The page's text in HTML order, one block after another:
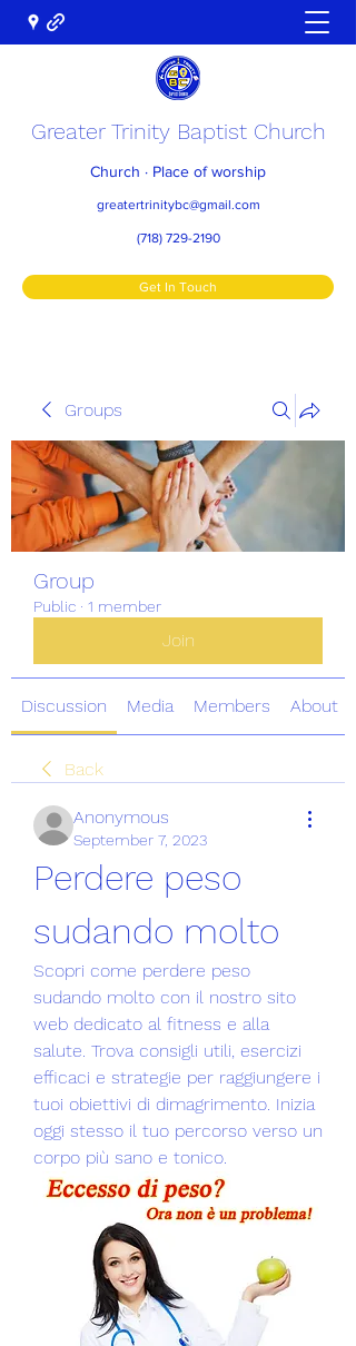
Greater Trinity Baptist Church
Church · Place of worship
greatertrinitybc@gmail.com
(718) 729-2190
Get In Touch
Groups
Group
Public · 1 member
Join
Discussion Media Members About
Back
Anonymous
September 7, 2023
Perdere peso
sudando molto
Scopri come perdere peso
sudando molto con il nostro sito
web dedicato al fitness e alla
salute. Trova consigli utili, esercizi
efficaci e strategie per raggiungere i
tuoi obiettivi di dimagrimento. Inizia
oggi stesso il tuo percorso verso un
corpo più sano e tonico.